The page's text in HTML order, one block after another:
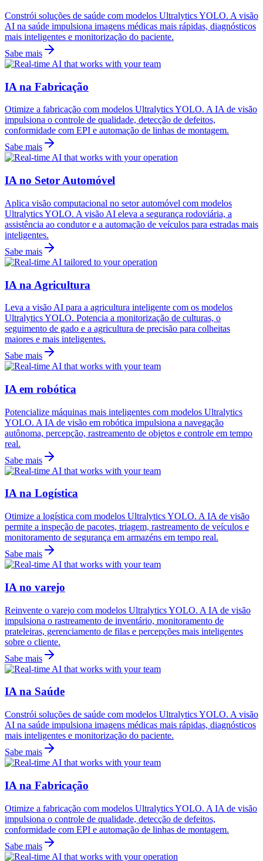
Constrói soluções de saúde com modelos Ultralytics YOLO. A visão
AI na saúde impulsiona imagens médicas mais rápidas, diagnósticos
mais inteligentes e monitorização do paciente.
Sabe mais
IA na Fabricação
Otimize a fabricação com modelos Ultralytics YOLO. A IA de visão
impulsiona o controle de qualidade, detecção de defeitos,
conformidade com EPI e automação de linhas de montagem.
Sabe mais
IA no Setor Automóvel
Aplica visão computacional no setor automóvel com modelos
Ultralytics YOLO. A visão AI eleva a segurança rodoviária, a
assistência ao condutor e a automação de veículos para estradas mais
inteligentes.
Sabe mais
IA na Agricultura
Leva a visão AI para a agricultura inteligente com os modelos
Ultralytics YOLO. Potencia a monitorização de culturas, o
seguimento de gado e a agricultura de precisão para colheitas
maiores e mais inteligentes.
Sabe mais
IA em robótica
Potencialize máquinas mais inteligentes com modelos Ultralytics
YOLO. A IA de visão em robótica impulsiona a navegação
autônoma, percepção, rastreamento de objetos e controle em tempo
real.
Sabe mais
IA na Logística
Otimize a logística com modelos Ultralytics YOLO. A IA de visão
permite a inspeção de pacotes, triagem, rastreamento de veículos e
monitoramento de segurança em armazéns em tempo real.
Sabe mais
IA no varejo
Reinvente o varejo com modelos Ultralytics YOLO. A IA de visão
impulsiona o rastreamento de inventário, monitoramento de
prateleiras, gerenciamento de filas e percepções mais inteligentes
sobre o cliente.
Sabe mais
IA na Saúde
Constrói soluções de saúde com modelos Ultralytics YOLO. A visão
AI na saúde impulsiona imagens médicas mais rápidas, diagnósticos
mais inteligentes e monitorização do paciente.
Sabe mais
IA na Fabricação
Otimize a fabricação com modelos Ultralytics YOLO. A IA de visão
impulsiona o controle de qualidade, detecção de defeitos,
conformidade com EPI e automação de linhas de montagem.
Sabe mais